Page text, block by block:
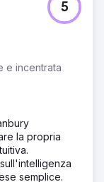
e incentrata
5
la propria
semplice.